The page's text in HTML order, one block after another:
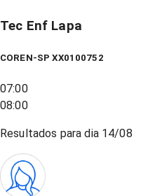
Tec Enf Lapa
COREN-SP XX0100752
07:00
08:00
Resultados para dia 14/08